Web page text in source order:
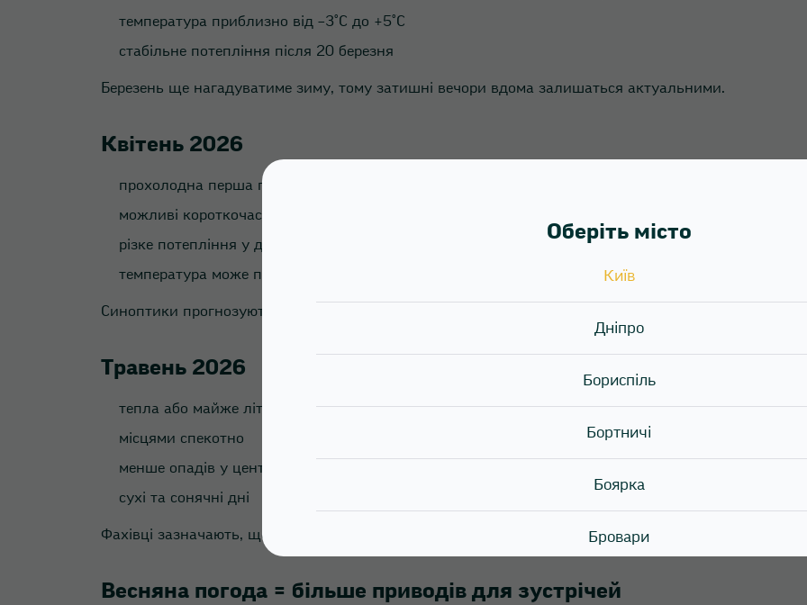
Оберіть місто
Київ
Дніпро
Бориспіль
Бортничі
Боярка
Бровари
Буча
температура приблизно від –3°C до +5°C
стабільне потепління після 20 березня
Березень ще нагадуватиме зиму, тому затишні вечори вдома залишаться актуальними.
Квітень 2026
прохолодна перша половина
можливі короткочасні заморозки
різке потепління у другій половині місяця
температура може підніматися до +25…+27°C
Синоптики прогнозують навіть аномально теплі періоди — справжній ранній старт весняного
Травень 2026
тепла або майже літня погода
місцями спекотно
менше опадів у центральних і східних регіонах
сухі та сонячні дні
Фахівці зазначають, що травень може відчуватися як початок літа.
Весняна погода = більше приводів для зустрічей